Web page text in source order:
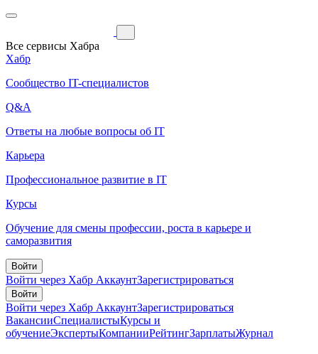
Все сервисы Хабра
Хабр
Сообщество IT-специалистов
Q&A
Ответы на любые вопросы об IT
Карьера
Профессиональное развитие в IT
Курсы
Обучение для смены профессии, роста в карьере и
саморазвития
Войти
Войти через Хабр АккаунтЗарегистрироваться
Войти
Войти через Хабр АккаунтЗарегистрироваться
ВакансииСпециалистыКурсы и
обучениеЭкспертыКомпанииРейтингЗарплатыЖурнал